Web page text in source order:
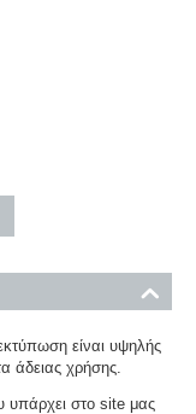
είναι υψηλής
άδειας χρήσης.
υπάρχει στο site μας